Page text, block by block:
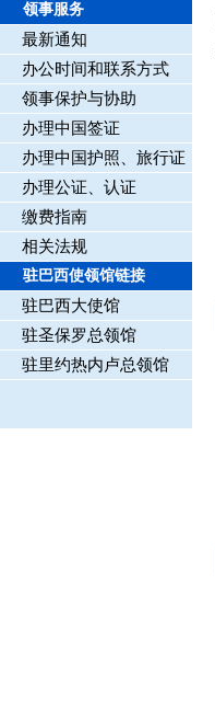
领事服务
最新通知
办公时间和联系方式
领事保护与协助
办理中国签证
办理中国护照、旅行证
办理公证、认证
缴费指南
相关法规
驻巴西使领馆链接
驻巴西大使馆
驻圣保罗总领馆
驻里约热内卢总领馆